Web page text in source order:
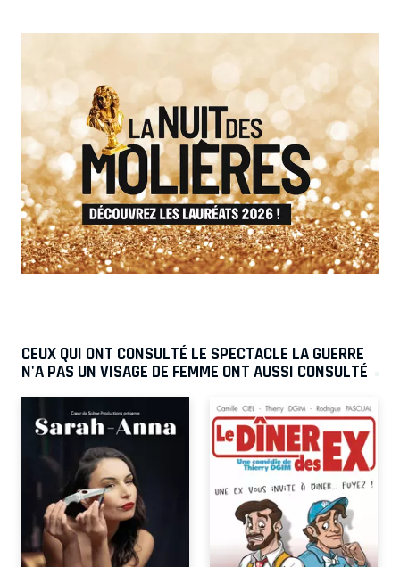
CEUX QUI ONT CONSULTÉ LE SPECTACLE LA GUERRE
N'A PAS UN VISAGE DE FEMME ONT AUSSI CONSULTÉ